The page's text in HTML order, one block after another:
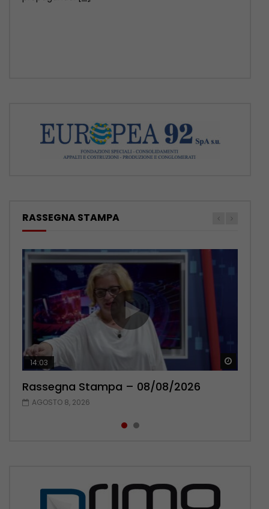
RASSEGNA STAMPA
14:03
Rassegna Stampa – 08/08/2026
AGOSTO 8, 2026
16:38
Rassegna Stampa – 07/08/2026
AGOSTO 7, 2026